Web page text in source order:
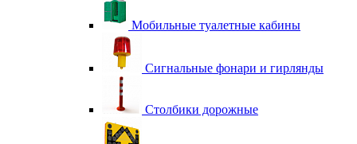
Мобильные туалетные кабины
Сигнальные фонари и гирлянды
Столбики дорожные